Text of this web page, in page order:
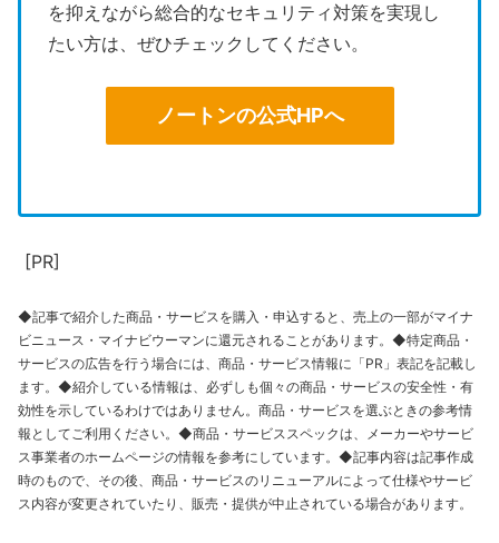
を抑えながら総合的なセキュリティ対策を実現し
たい方は、ぜひチェックしてください。
ノートンの公式HPへ
[PR]
◆記事で紹介した商品・サービスを購入・申込すると、売上の一部がマイナ
ビニュース・マイナビウーマンに還元されることがあります。◆特定商品・
サービスの広告を行う場合には、商品・サービス情報に「PR」表記を記載し
ます。◆紹介している情報は、必ずしも個々の商品・サービスの安全性・有
効性を示しているわけではありません。商品・サービスを選ぶときの参考情
報としてご利用ください。◆商品・サービススペックは、メーカーやサービ
ス事業者のホームページの情報を参考にしています。◆記事内容は記事作成
時のもので、その後、商品・サービスのリニューアルによって仕様やサービ
ス内容が変更されていたり、販売・提供が中止されている場合があります。